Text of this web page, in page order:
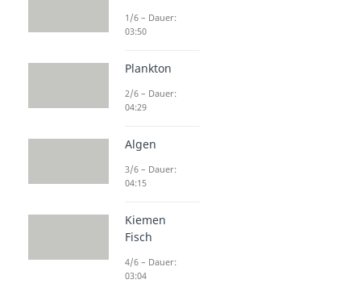
1/6 – Dauer:
03:50
Plankton
2/6 – Dauer:
04:29
Algen
3/6 – Dauer:
04:15
Kiemen
Fisch
4/6 – Dauer:
03:04